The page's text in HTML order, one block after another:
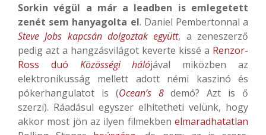
Sorkin végül a már a leadben is emlegetett
zenét sem hanyagolta el. Daniel Pembertonnal a
Steve Jobs kapcsán dolgoztak együtt, a zeneszerző
pedig azt a hangzásvilágot keverte kissé a Renzor-
Ross duó Közösségi hálójával miközben az
elektronikusság mellett adott némi kaszinó és
pókerhangulatot is (Ocean’s 8demó? Azt is ő
szerzi). Ráadásul egyszer elhitetheti velünk, hogy
akkor most jön az ilyen filmekben elmaradhatatlan